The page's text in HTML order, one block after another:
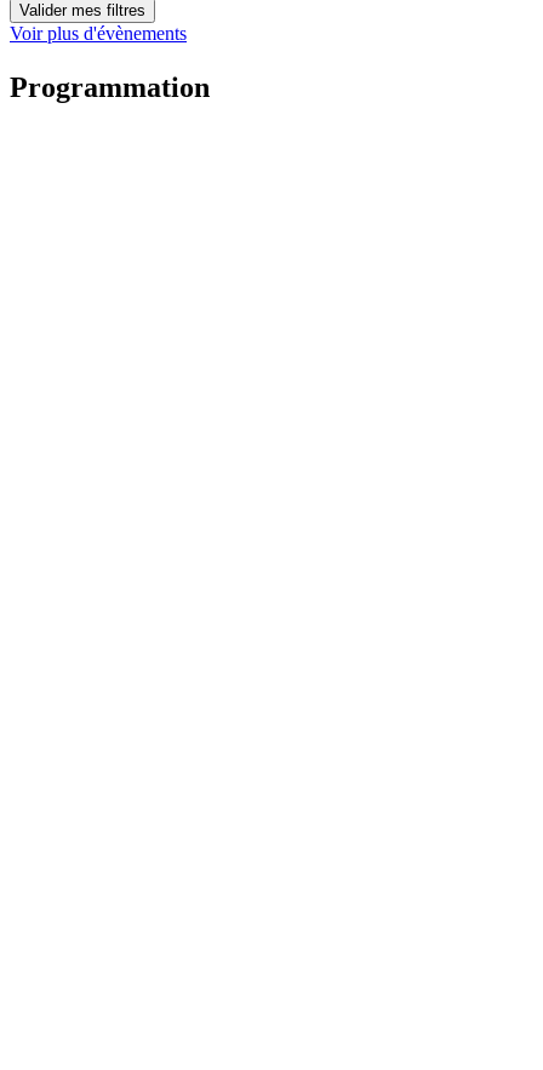
Valider mes filtres
Voir plus d'évènements
Programmation